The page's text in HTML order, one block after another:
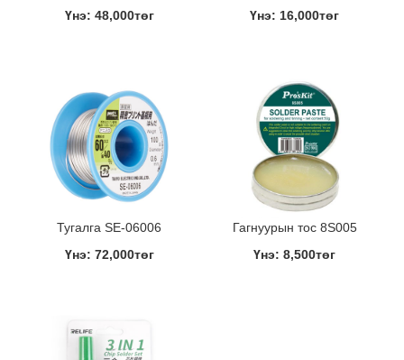
Үнэ: 48,000төг
Үнэ: 16,000төг
Тугалга SE-06006
Үнэ: 72,000төг
Гагнуурын тос 8S005
Үнэ: 8,500төг